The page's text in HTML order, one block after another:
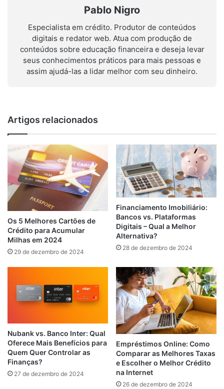
Pablo Nigro
Especialista em crédito. Produtor de conteúdos
digitais e redator web. Atua com produção de
conteúdos sobre educação financeira e deseja levar
seus conhecimentos práticos para mais pessoas e
assim ajudá-las a lidar melhor com seu dinheiro.
Artigos relacionados
Os 5 Melhores Cartões de
Crédito para Acumular
Milhas em 2024
29 de dezembro de 2024
Financiamento Imobiliário:
Bancos vs. Plataformas
Digitais – Qual a Melhor
Alternativa?
28 de dezembro de 2024
Nubank vs. Banco Inter: Qual
Oferece Mais Benefícios para
Quem Quer Controlar as
Finanças?
27 de dezembro de 2024
Empréstimos Online: Como
Comparar as Melhores Taxas
e Escolher o Melhor Crédito
na Internet
26 de dezembro de 2024